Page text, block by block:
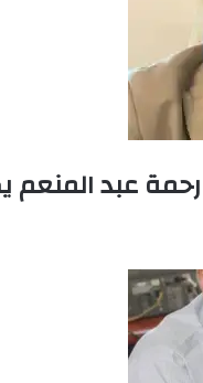
عبد المنعم